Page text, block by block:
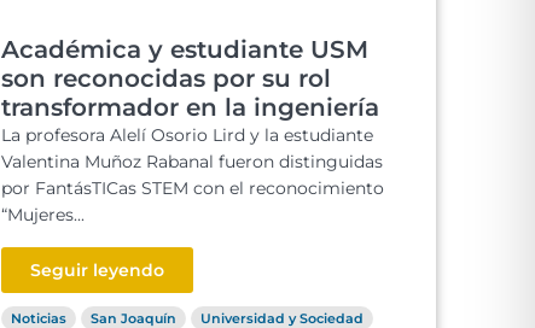
Académica y estudiante USM
son reconocidas por su rol
transformador en la ingeniería
La profesora Alelí Osorio Lird y la estudiante
Valentina Muñoz Rabanal fueron distinguidas
por FantásTICas STEM con el reconocimiento
“Mujeres...
Seguir leyendo
Noticias San Joaquín
Universidad y Sociedad